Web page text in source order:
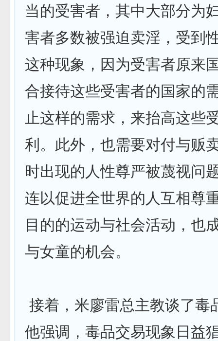
当的受害者，其中大部分为
害者多数被强迫卖淫，受到
这种现象，因为受害者原来
合接待这些受害者的国家的
止这样的需求，来抬高这些
利。此外，也需要对付与贩
时出现的人性尊严被蔑视问
连以促进全世界的人互相尊
目的的运动与社会活动，也
与女童的机会。
接着，米廖雷总主教谈了毒
他强调，毒品交易现象日益